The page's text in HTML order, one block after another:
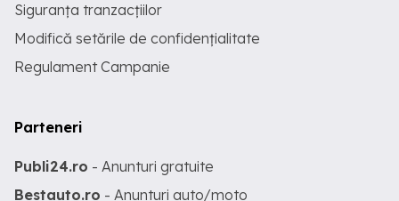
Siguranța tranzacțiilor
Modifică setările de confidențialitate
Regulament Campanie
Parteneri
Publi24.ro - Anunturi gratuite
Bestauto.ro - Anunturi auto/moto